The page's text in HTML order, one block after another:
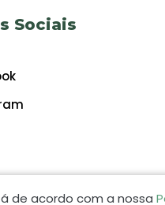
Sociais
de acordo com a nossa